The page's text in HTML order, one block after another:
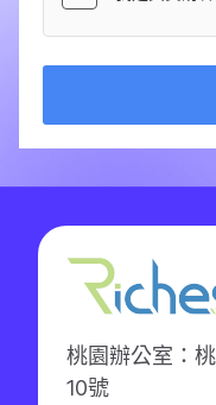
桃園辦公室：
10號